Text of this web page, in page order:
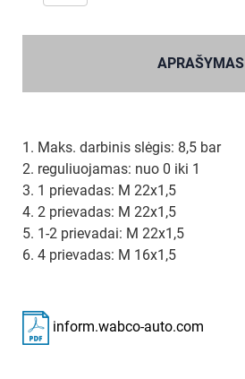
APRAŠYMAS
1. Maks. darbinis slėgis: 8,5 bar
2. reguliuojamas: nuo 0 iki 1
3. 1 prievadas: M 22x1,5
4. 2 prievadas: M 22x1,5
5. 1-2 prievadai: M 22x1,5
6. 4 prievadas: M 16x1,5
inform.wabco-auto.com